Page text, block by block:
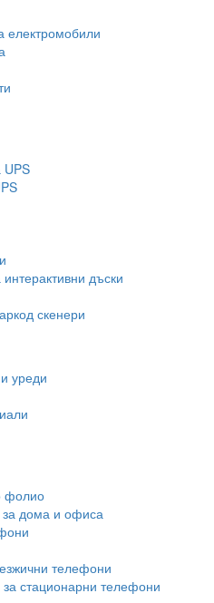
електромобили
UPS
дъски
скенери
уреди
фолио
дома и офиса
телефони
стационарни телефони